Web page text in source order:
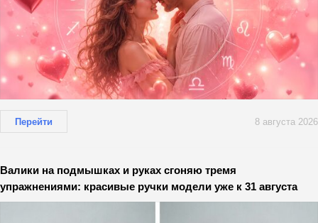
Перейти 8 августа 2026
Валики на подмышках и руках сгоняю тремя
упражнениями: красивые ручки модели уже к 31 августа